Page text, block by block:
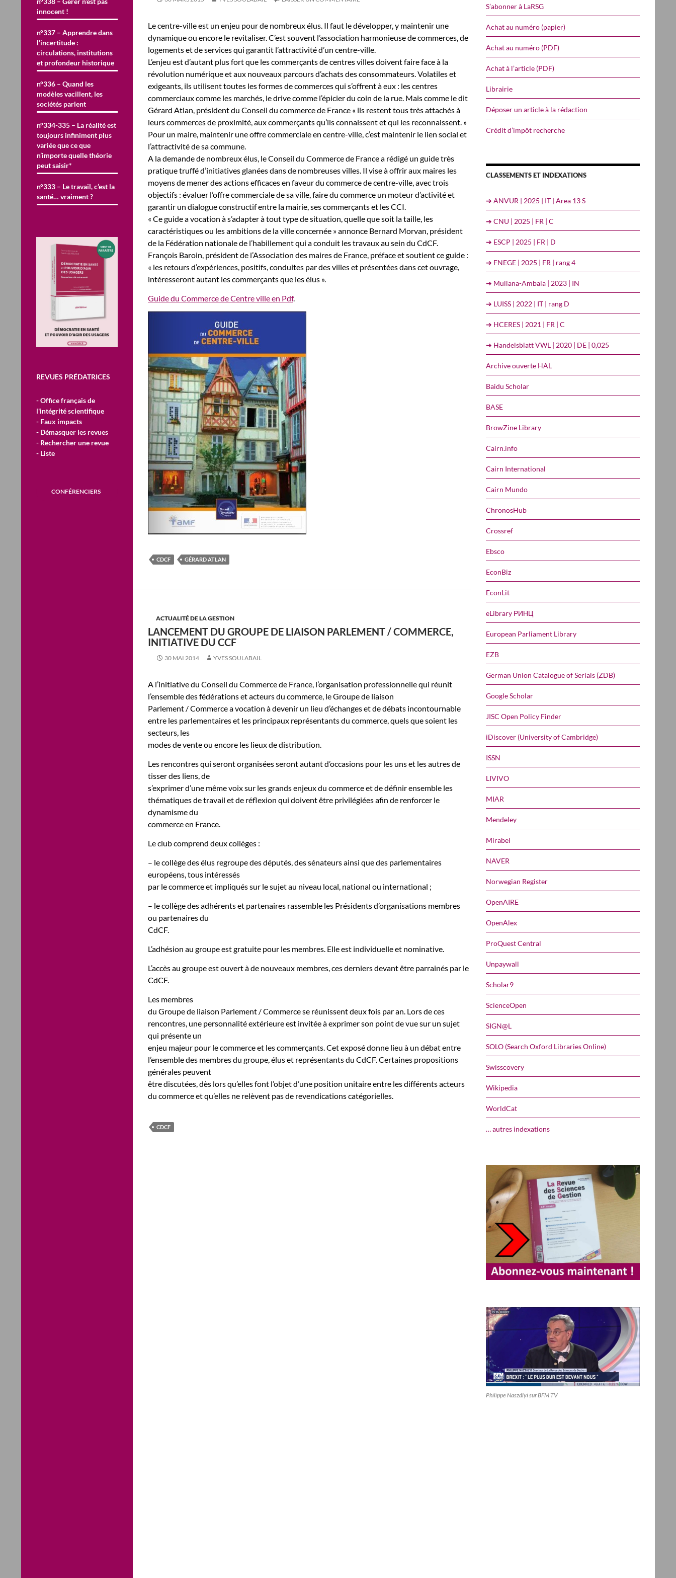
Le centre-ville est un enjeu pour de nombreux élus. Il faut le développer, y maintenir une
dynamique ou encore le revitaliser. C’est souvent l’association harmonieuse de commerces, de
logements et de services qui garantit l’attractivité d’un centre-ville.
L’enjeu est d’autant plus fort que les commerçants de centres villes doivent faire face à la
révolution numérique et aux nouveaux parcours d’achats des consommateurs. Volatiles et
exigeants, ils utilisent toutes les formes de commerces qui s’offrent à eux : les centres
commerciaux comme les marchés, le drive comme l’épicier du coin de la rue. Mais comme le dit
Gérard Atlan, président du Conseil du commerce de France « ils restent tous très attachés à
leurs commerces de proximité, aux commerçants qu’ils connaissent et qui les reconnaissent. »
Pour un maire, maintenir une offre commerciale en centre-ville, c’est maintenir le lien social et
l’attractivité de sa commune.
A la demande de nombreux élus, le Conseil du Commerce de France a rédigé un guide très
pratique truffé d’initiatives glanées dans de nombreuses villes. Il vise à offrir aux maires les
moyens de mener des actions efficaces en faveur du commerce de centre-ville, avec trois
objectifs : évaluer l’offre commerciale de sa ville, faire du commerce un moteur d’activité et
garantir un dialogue constructif entre la mairie, ses commerçants et les CCI.
« Ce guide a vocation à s’adapter à tout type de situation, quelle que soit la taille, les
caractéristiques ou les ambitions de la ville concernée » annonce Bernard Morvan, président
de la Fédération nationale de l’habillement qui a conduit les travaux au sein du CdCF.
François Baroin, président de l’Association des maires de France, préface et soutient ce guide :
« les retours d’expériences, positifs, conduites par des villes et présentées dans cet ouvrage,
intéresseront autant les commerçants que les élus ».
Guide du Commerce de Centre ville en Pdf.
CDCF GÉRARD ATLAN
ACTUALITÉ DE LA GESTION
LANCEMENT DU GROUPE DE LIAISON PARLEMENT / COMMERCE,
INITIATIVE DU CCF
30 MAI 2014 YVES SOULABAIL
A l’initiative du Conseil du Commerce de France, l’organisation professionnelle qui réunit
l’ensemble des fédérations et acteurs du commerce, le Groupe de liaison
Parlement / Commerce a vocation à devenir un lieu d’échanges et de débats incontournable
entre les parlementaires et les principaux représentants du commerce, quels que soient les
secteurs, les
modes de vente ou encore les lieux de distribution.
Les rencontres qui seront organisées seront autant d’occasions pour les uns et les autres de
tisser des liens, de
s’exprimer d’une même voix sur les grands enjeux du commerce et de définir ensemble les
thématiques de travail et de réflexion qui doivent être privilégiées afin de renforcer le
dynamisme du
commerce en France.
Le club comprend deux collèges :
– le collège des élus regroupe des députés, des sénateurs ainsi que des parlementaires
européens, tous intéressés
par le commerce et impliqués sur le sujet au niveau local, national ou international ;
– le collège des adhérents et partenaires rassemble les Présidents d’organisations membres
ou partenaires du
CdCF.
L’adhésion au groupe est gratuite pour les membres. Elle est individuelle et nominative.
L’accès au groupe est ouvert à de nouveaux membres, ces derniers devant être parrainés par le
CdCF.
Les membres
du Groupe de liaison Parlement / Commerce se réunissent deux fois par an. Lors de ces
rencontres, une personnalité extérieure est invitée à exprimer son point de vue sur un sujet
qui présente un
enjeu majeur pour le commerce et les commerçants. Cet exposé donne lieu à un débat entre
l’ensemble des membres du groupe, élus et représentants du CdCF. Certaines propositions
générales peuvent
être discutées, dès lors qu’elles font l’objet d’une position unitaire entre les différents acteurs
du commerce et qu’elles ne relèvent pas de revendications catégorielles.
CDCF
S’abonner à LaRSG
Achat au numéro (papier)
Achat au numéro (PDF)
Achat à l’article (PDF)
Librairie
Déposer un article à la rédaction
Crédit d’impôt recherche
CLASSEMENTS ET INDEXATIONS
➔ ANVUR | 2025 | IT | Area 13 S
➔ CNU | 2025 | FR | C
➔ ESCP | 2025 | FR | D
➔ FNEGE | 2025 | FR | rang 4
➔ Mullana-Ambala | 2023 | IN
➔ LUISS | 2022 | IT | rang D
➔ HCERES | 2021 | FR | C
➔ Handelsblatt VWL | 2020 | DE | 0,025
Archive ouverte HAL
Baidu Scholar
BASE
BrowZine Library
Cairn.info
Cairn International
Cairn Mundo
ChronosHub
Crossref
Ebsco
EconBiz
EconLit
eLibrary РИНЦ
European Parliament Library
EZB
German Union Catalogue of Serials (ZDB)
Google Scholar
JISC Open Policy Finder
iDiscover (University of Cambridge)
ISSN
LIVIVO
MIAR
Mendeley
Mirabel
NAVER
Norwegian Register
OpenAIRE
OpenAlex
ProQuest Central
Unpaywall
Scholar9
ScienceOpen
SIGN@L
SOLO (Search Oxford Libraries Online)
Swisscovery
Wikipedia
WorldCat
… autres indexations
Philippe Naszályi sur BFM TV
innocent !
n°337 – Apprendre dans
l’incertitude :
circulations, institutions
et profondeur historique
n°336 – Quand les
modèles vacillent, les
sociétés parlent
n°334-335 – La réalité est
toujours infiniment plus
variée que ce que
n’importe quelle théorie
peut saisir*
n°333 – Le travail, c’est la
santé… vraiment ?
REVUES PRÉDATRICES
- Office français de
l'intégrité scientifique
- Faux impacts
- Démasquer les revues
- Rechercher une revue
- Liste
CONFÉRENCIERS